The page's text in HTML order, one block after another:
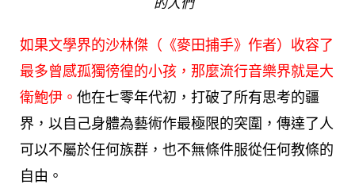
的人們
如果文學界的沙林傑（《麥田捕手》作者）收容了
最多曾感孤獨徬徨的小孩，那麼流行音樂界就是大
衛鮑伊 。 他在七零年代初，打破了所有思考的疆
界，以自己身體為藝術作最極限的突圍，傳達了人
可以不屬於任何族群，也不無條件服從任何教條的
自由。